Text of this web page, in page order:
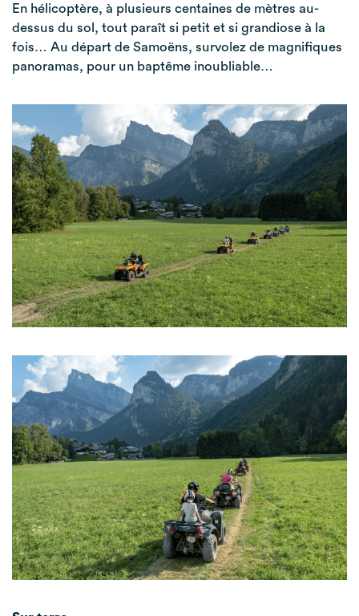
En hélicoptère, à plusieurs centaines de mètres au-
dessus du sol, tout paraît si petit et si grandiose à la
fois… Au départ de Samoëns, survolez de magnifiques
panoramas, pour un baptême inoubliable…